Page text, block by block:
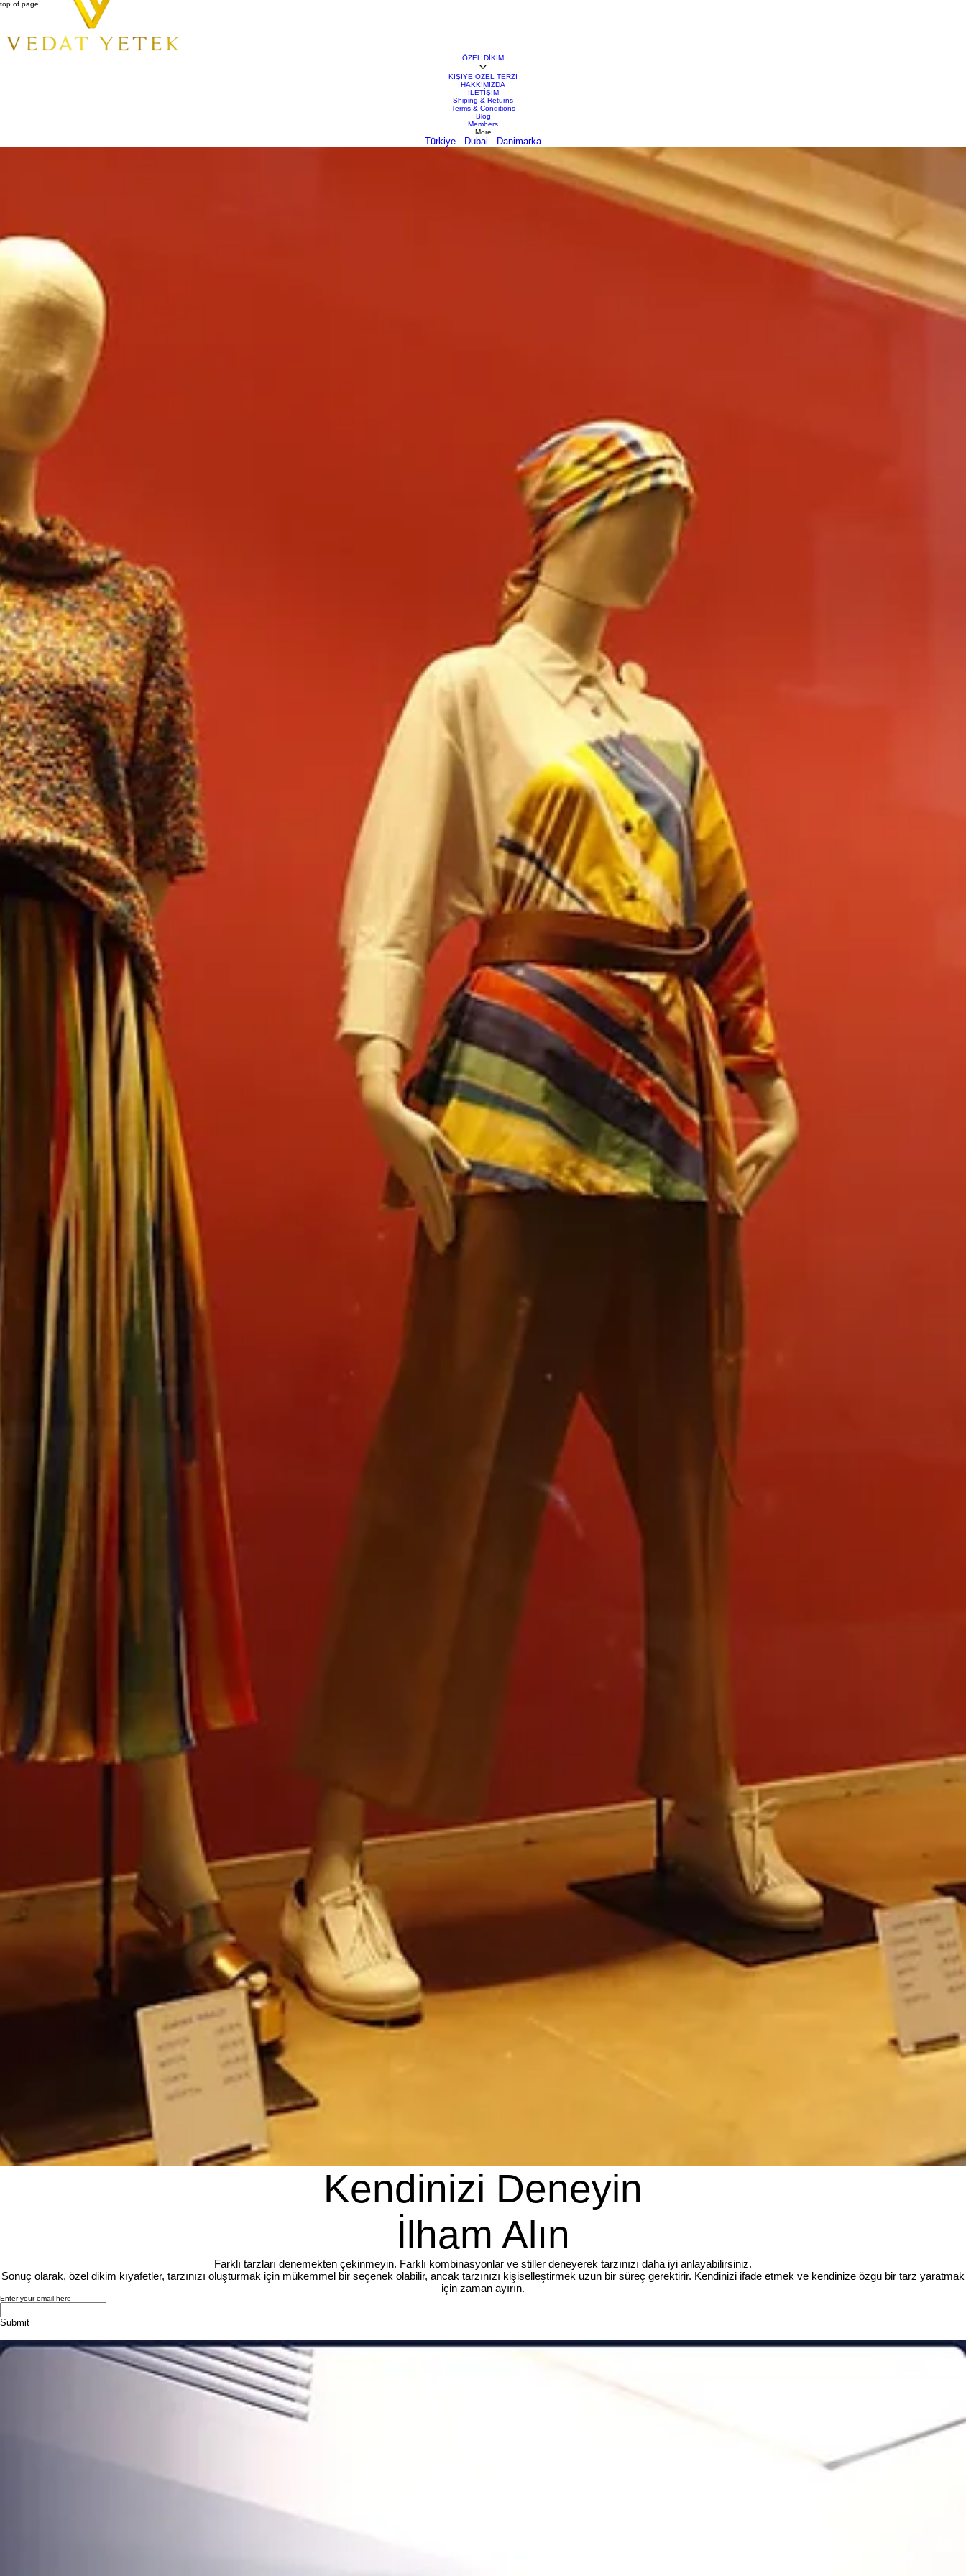
top of page
ÖZEL DİKİM
KİŞİYE ÖZEL TERZİ
HAKKIMIZDA
İLETİŞİM
Shiping & Returns
Terms & Conditions
Blog
Members
More
Türkiye - Dubai - Danimarka
Son Duyuru
27 Tem 2025
2 dakikada okunur
Kişiye özel terzilik, modanın sürekli değişen dinamiklerine uyum sağlamak amacıyla farklı dönemlerde değişim göstermektedir. Özellikle özel dikim ürünler, kıyafetlerin sadece bedene değil, bireyin tarzına ve yaşam şekline de hitap etmesi gerektiği fikrinden doğar. Bu yazımızda, kişiye özel
terzilikte dönemsellikten bahsedecek, özel dikimin önemine ve günümüzdeki trendlerine göz atacağız.
Moda ve Kişiye Özel Terzilik
Modanın geçirdiği evrim, kişiye özel terzilik üzerinde doğrudan etkili olmuştur. Geçmişte, terzilik genellikle standart ölçülere dayanan bir süreçti. Ancak günümüzde, bireylerin kendilerini ifade edebilmesi için elbisenin daha da özelleşmesi gerekmektedir. Kişiye özel terzi hizmetleri, bu ihtiyacı
karşılamak için ortaya çıkmıştır. Moda dünyasında yaşanan değişiklikler, özel dikim gömlek ve özel dikim smokin gibi ürünlerin talebini artırmıştır.
Dönemsel Değişiklikler ve Yenilikler
Renk ve Desen Seçenekleri: Farklı dönemlerde belirli renk paletleri öne çıkar. Örneğin, 2020 yılında pastel tonları oldukça popülerken, 2022'de daha canlı renkler dikkat çekmiştir. Terziler, bu değişimlere ayak uydurarak, müşterilerine sezonun en trendy renklerini sunmaktadırlar.
Kesim ve Stil: Her dönemin kendine has kesim tarzları bulunmaktadır. Geçmişte klasik çizgiler dikkat çekerken, günümüzde oversized modeller ve farklı kesimler popülerlik kazanmıştır.
Kumaş Seçimleri: Mevsimsel değişimlere bağlı olarak, kullanılan kumaşlar da değişim göstermektedir. Yaz aylarında hafif ve nefes alabilen kumaşlar tercih edilirken, kışın daha sıcak tutan kalın kumaşlar öne çıkmaktadır.
Özel Dikim ve Müşteri Deneyimi
Bir kişiye özel terzi ile çalışmanın en büyük avantajlarından biri, tamamen müşteriye özel bir deneyim sunmasıdır. Müşteriler, terziyle birlikte seçtikleri her detayda fiziksel özelliklerini ve kişisel stillerini yansıtma noktasında özgürdürler. Özel dikim süreci, kişisel dokunuşlarla zenginleştirildiğinden,
Müşterilerin ihtiyaçları değişim gösterdikçe, terzilerin bu ihtiyaçları karşılamaları hayati önem taşır. Örneğin, iş yaşamının giderek daha resmiyete bürünmesiyle birlikte, özel dikim smokin talepleri artmıştır. Bu durum, terzilerin daha şık ve modern stiller yaratma çabasına girmesine sebep olmuştur.
Tüketiciler, belli bir duruma ya da mevsime uygun, kişiye özel tasarımlar talep etme hakkına sahiptir.
Terzilikte Teknolojik Uygulamalar
Günümüzde, terzilik sektörü teknoloji ile de büyük değişimler yaşamaktadır. 3D modelleme gibi yenilikçi uygulamalar, terzilerin işlerini kolaylaştırırken, müşterilere daha iyi bir hizmet sunulmasını da sağlar. Kişiye özel terzilikte teknoloji kullanımı, daha doğru ölçüler almak ve tasarımların daha
verimli üretimini sağlamak için oldukça etkilidir.
Trendler ve Terzilikte Gelecek
Tarzlar ve stiller zamanla değişse de, kişiye özel terzilik her daim önemli bir yere sahip olmayı sürdürecektir. Bu bağlamda, terziler geleceğin trendlerini yakından takip etmekte ve müşterilerine en uygun çözümleri sunmak için sürekli olarak yenilik arayışında olmaktadırlar. Kişiye özel terzi
uygulamalarında, sürdürülebilir moda akımları, geri dönüştürülebilir kumaşlar ve etik üretim yöntemleri gibi konular da gündeme geliyor.
Sonuçtan Çok Daha Fazlası
Kişiye özel terzilik, zamanın ruhuna uygun olarak değişim göstermekle kalmaz, aynı zamanda bireylerin özgünlüklerini ve stillerini ön plana çıkarmalarına imkan tanır. Dönemsel değişiklikler ve yenilikler, terzi ile müşteri arasında güçlü bir bağ oluşturarak, özel dikim ürünlerin değerini artırır. Artık
döneme uygun kıyafet tercihlerimizin yanı sıra, kişisel tarzımızı da yansıtan tasarımlar yaptırmak mümkün. Unutmayın ki, kişiye özel terzi hizmeti almak, sadece bir giysi satın almak değil, kendi tarzınızı yaratma yolunda atılan önemli bir adımdır!
FAQs
Son Yazılar
Hepsini Gör
Kişisel Stiliniz İçin En İyi Özel Dikim İpuçları
<p>Düğün günü giyilecek kıyafet, yalnızca iyi görünmek için değil, kendiniz gibi hissetmek için de seçilir. Bu yüzden <strong>özel dikim damatlık</strong>,
Kişisel Tarzınıza Uygun Özel Dikim Gömlek Nasıl Seçilir
Yorumlar
Bir yorum yazın...Bir yorum yazın...
Kendinizi Deneyin
İlham Alın
Farklı tarzları denemekten çekinmeyin. Farklı kombinasyonlar ve stiller deneyerek tarzınızı daha iyi anlayabilirsiniz.
Sonuç olarak, özel dikim kıyafetler, tarzınızı oluşturmak için mükemmel bir seçenek olabilir, ancak tarzınızı kişiselleştirmek uzun bir süreç gerektirir. Kendinizi ifade etmek ve kendinize özgü bir tarz yaratmak
için zaman ayırın.
Enter your email here
Submit